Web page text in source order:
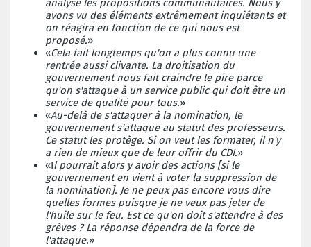
analysé les propositions communautaires. Nous y
avons vu des éléments extrêmement inquiétants et
on réagira en fonction de ce qui nous est
proposé.»
«Cela fait longtemps qu'on a plus connu une
rentrée aussi clivante. La droitisation du
gouvernement nous fait craindre le pire parce
qu'on s'attaque à un service public qui doit être un
service de qualité pour tous.»
«Au-delà de s'attaquer à la nomination, le
gouvernement s'attaque au statut des professeurs.
Ce statut les protège. Si on veut les formater, il n'y
a rien de mieux que de leur offrir du CDI.»
«Il pourrait alors y avoir des actions [si le
gouvernement en vient à voter la suppression de
la nomination]. Je ne peux pas encore vous dire
quelles formes puisque je ne veux pas jeter de
l'huile sur le feu. Est ce qu'on doit s'attendre à des
grèves ? La réponse dépendra de la force de
l'attaque.»